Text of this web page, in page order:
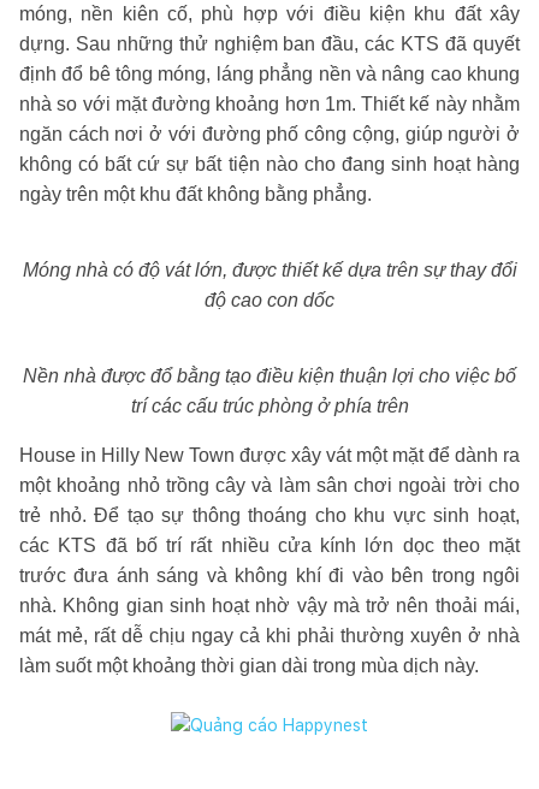
móng, nền kiên cố, phù hợp với điều kiện khu đất xây
dựng. Sau những thử nghiệm ban đầu, các KTS đã quyết
định đổ bê tông móng, láng phẳng nền và nâng cao khung
nhà so với mặt đường khoảng hơn 1m. Thiết kế này nhằm
ngăn cách nơi ở với đường phố công cộng, giúp người ở
không có bất cứ sự bất tiện nào cho đang sinh hoạt hàng
ngày trên một khu đất không bằng phẳng.
Móng nhà có độ vát lớn, được thiết kế dựa trên sự thay đổi
độ cao con dốc
Nền nhà được đổ bằng tạo điều kiện thuận lợi cho việc bố
trí các cấu trúc phòng ở phía trên
House in Hilly New Town được xây vát một mặt để dành ra
một khoảng nhỏ trồng cây và làm sân chơi ngoài trời cho
trẻ nhỏ. Để tạo sự thông thoáng cho khu vực sinh hoạt,
các KTS đã bố trí rất nhiều cửa kính lớn dọc theo mặt
trước đưa ánh sáng và không khí đi vào bên trong ngôi
nhà. Không gian sinh hoạt nhờ vậy mà trở nên thoải mái,
mát mẻ, rất dễ chịu ngay cả khi phải thường xuyên ở nhà
làm suốt một khoảng thời gian dài trong mùa dịch này.